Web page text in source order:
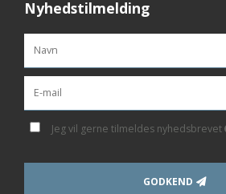
Nyhedstilmelding
Jeg vil gerne tilmeldes nyhedsbrevet
GODKEND